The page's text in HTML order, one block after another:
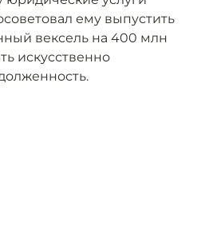
ему выпустить
вексель на 400 млн
искусственно